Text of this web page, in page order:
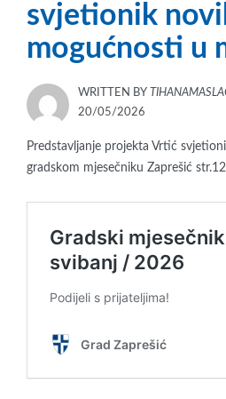
svjetionik
mogućnosti u
WRITTEN BY
POSTED
20/05/2026
Predstavljanje projekta Vrtić
gradskom mjesečniku Zaprešić